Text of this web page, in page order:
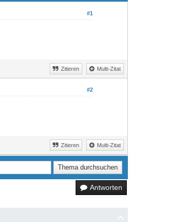
#1
Zitieren Multi-Zitat
#2
Zitieren Multi-Zitat
Antworten